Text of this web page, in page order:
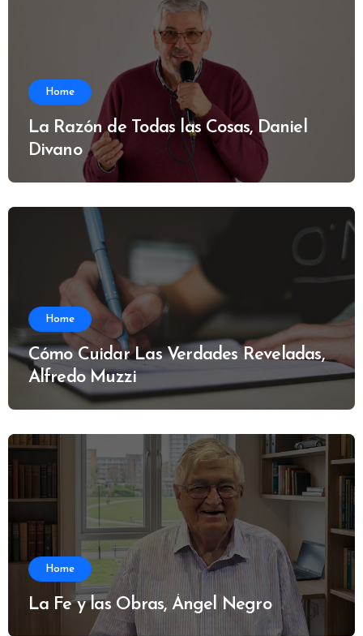
Home
La Razón de Todas las Cosas, Daniel
Divano
Home
Cómo Cuidar Las Verdades Reveladas,
Alfredo Muzzi
Home
La Fe y las Obras, Ángel Negro